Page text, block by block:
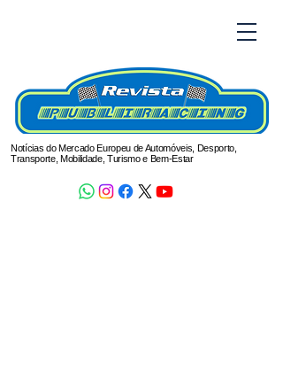
Notícias do Mercado Europeu de Automóveis, Desporto,
Transporte, Mobilidade, Turismo e Bem-Estar